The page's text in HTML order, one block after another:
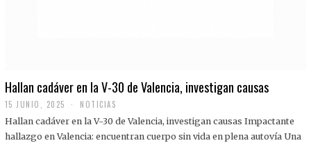
Hallan cadáver en la V-30 de Valencia, investigan causas
15 JUNIO, 2025 NOTICIAS
Hallan cadáver en la V-30 de Valencia, investigan causas Impactante
hallazgo en Valencia: encuentran cuerpo sin vida en plena autovía Una